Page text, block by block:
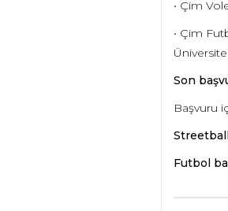
• Çim
• Çim
Son
Başvuru
Futbol